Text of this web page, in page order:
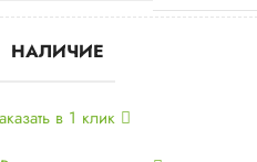
НАЛИЧИЕ
в 1 клик